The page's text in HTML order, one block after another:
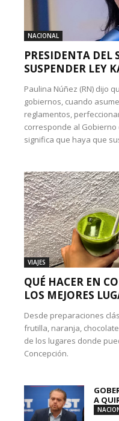
NACIONAL
PRESIDENTA DEL
SUSPENDER LEY
Paulina Núñez (RN) dijo
gobiernos, cuando
reglamentos,
corresponde al Gobierno
significa que haya que
VIAJES
QUÉ HACER EN
LOS MEJORES
Desde preparaciones
frutilla, naranja,
de los lugares donde
Concepción.
A